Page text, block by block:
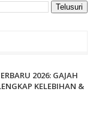
2026: GAJAH
KELEBIHAN &